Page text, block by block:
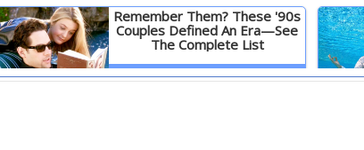
Remember Them? These '90s
Couples Defined An Era—See
The Complete List
Детальніше